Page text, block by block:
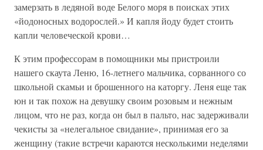
замерзать в ледяной воде Белого моря в поисках этих
«йодоносных водорослей.» И капля йоду будет стоить
капли человеческой крови…
К этим профессорам в помощники мы пристроили
нашего скаута Леню, 16-летнего мальчика, сорванного со
школьной скамьи и брошенного на каторгу. Леня еще так
юн и так похож на девушку своим розовым и нежным
лицом, что не раз, когда он был в пальто, нас задерживали
чекисты за «нелегальное свидание», принимая его за
женщину (такие встречи караются несколькими неделями